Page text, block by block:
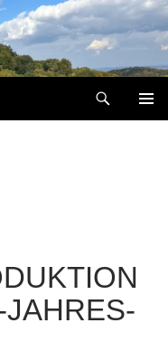
JAHRES-